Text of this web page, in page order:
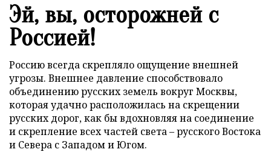
Эй, вы, осторожней с
Россией!
Россию всегда скрепляло ощущение внешней
угрозы. Внешнее давление способствовало
объединению русских земель вокруг Москвы,
которая удачно расположилась на скрещении
русских дорог, как бы вдохновляя на соединение
и скрепление всех частей света – русского Востока
и Севера с Западом и Югом.